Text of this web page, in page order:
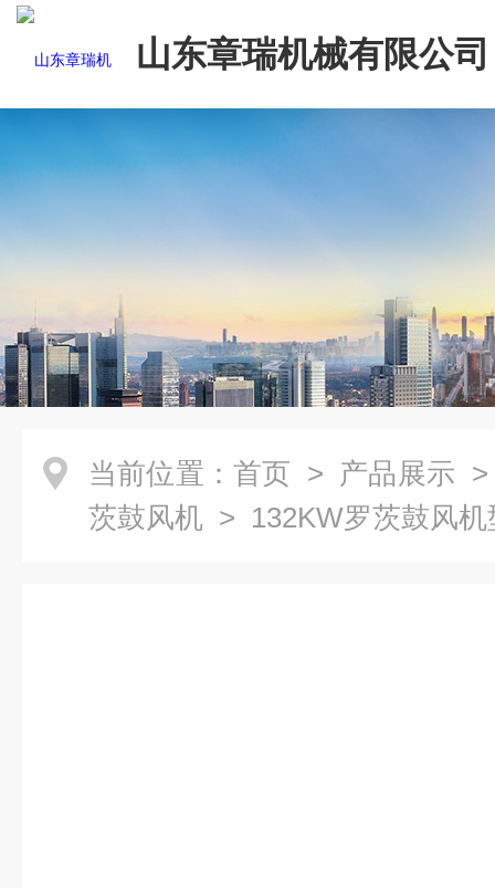
山东章瑞机械有限公司
当前位置： 首页 > 产品展示
茨鼓风机 > 132KW罗茨鼓风机